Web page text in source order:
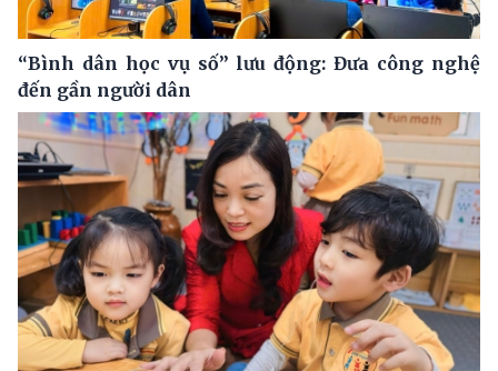
“Bình dân học vụ số” lưu động: Đưa công nghệ
đến gần người dân